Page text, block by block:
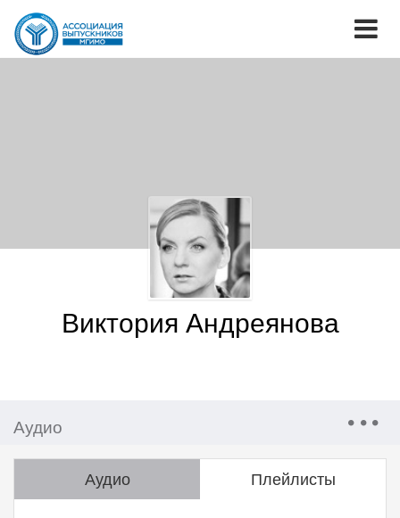
Виктория Андреянова
Аудио
Аудио Плейлисты